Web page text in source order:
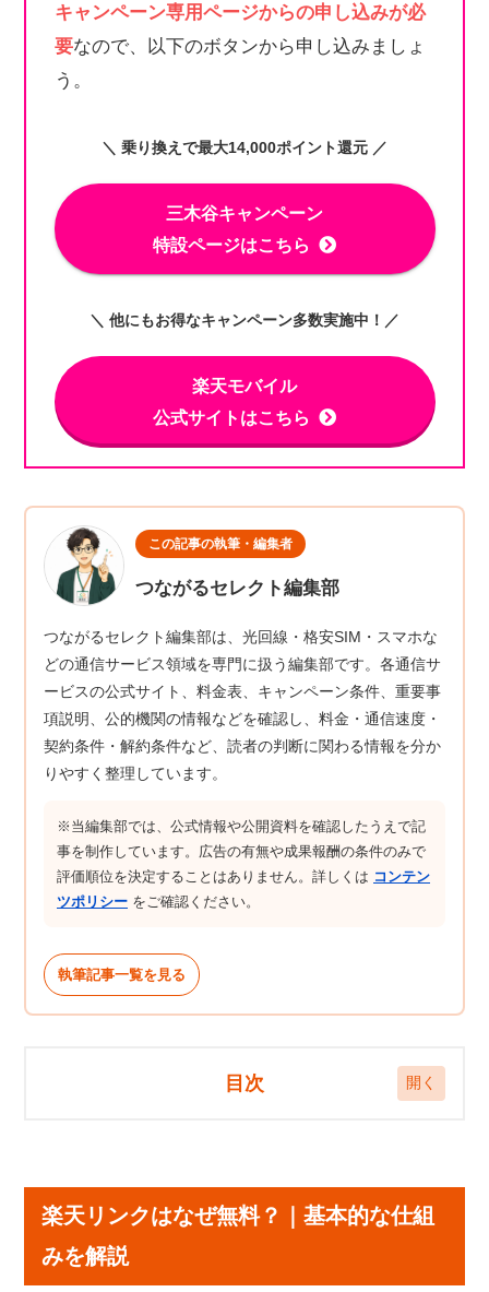
キャンペーン専用ページからの申し込みが必
要なので、以下のボタンから申し込みましょ
う。
＼ 乗り換えで最大14,000ポイント還元 ／
三木谷キャンペーン
特設ページはこちら
＼ 他にもお得なキャンペーン多数実施中！／
楽天モバイル
公式サイトはこちら
この記事の執筆・編集者
つながるセレクト編集部
つながるセレクト編集部は、光回線・格安SIM・スマホな
どの通信サービス領域を専門に扱う編集部です。各通信サ
ービスの公式サイト、料金表、キャンペーン条件、重要事
項説明、公的機関の情報などを確認し、料金・通信速度・
契約条件・解約条件など、読者の判断に関わる情報を分か
りやすく整理しています。
※当編集部では、公式情報や公開資料を確認したうえで記
事を制作しています。広告の有無や成果報酬の条件のみで
評価順位を決定することはありません。詳しくは コンテン
ツポリシー をご確認ください。
執筆記事一覧を見る
目次
①データ通信を利用した通話方式（RCS技術）
②楽天モバイルの戦略的投資
③RCS技術の特徴
楽天リンクとLINE通話の違い
楽天リンクはなぜ無料？｜基本的な仕組
みを解説